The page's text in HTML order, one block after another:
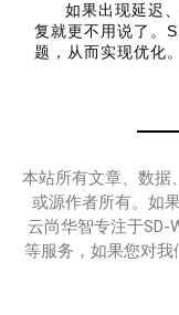
如果出现延迟
复就更不用说了。
题，从而实现优化。
本站所有文章、数据
或源作者所有。如
云尚华智专注于SD-
等服务，如果您对